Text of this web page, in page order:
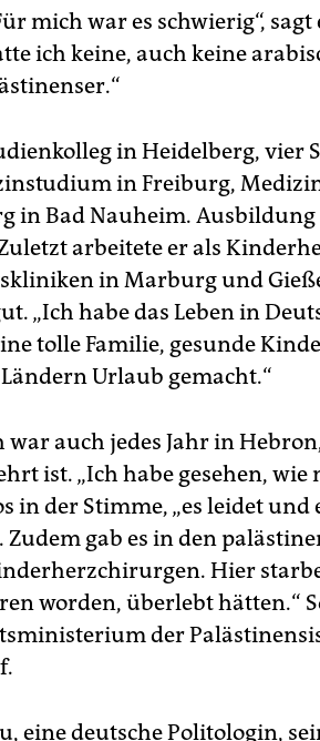
mich war es schwierig“,
ich keine, auch keine
in Heidelberg, vier
in Freiburg,
in Bad Nauheim.
arbeitete er als
in Marburg und
„Ich habe das Leben in
tolle Familie, gesunde
Urlaub gemacht.“
auch jedes Jahr in
ist. „Ich habe gesehen, wie
in der Stimme, „es leidet
gab es in den
Hier
worden, überlebt hätten.“
der
eine deutsche Politologin,